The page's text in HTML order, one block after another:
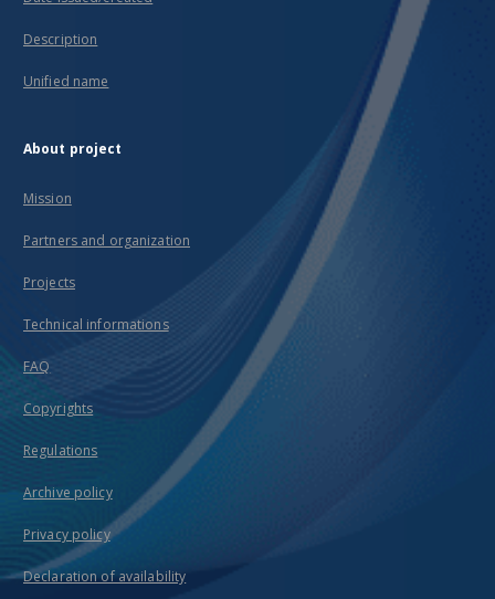
Description
Unified name
About project
Mission
Partners and organization
Projects
Technical informations
FAQ
Copyrights
Regulations
Archive policy
Privacy policy
Declaration of availability